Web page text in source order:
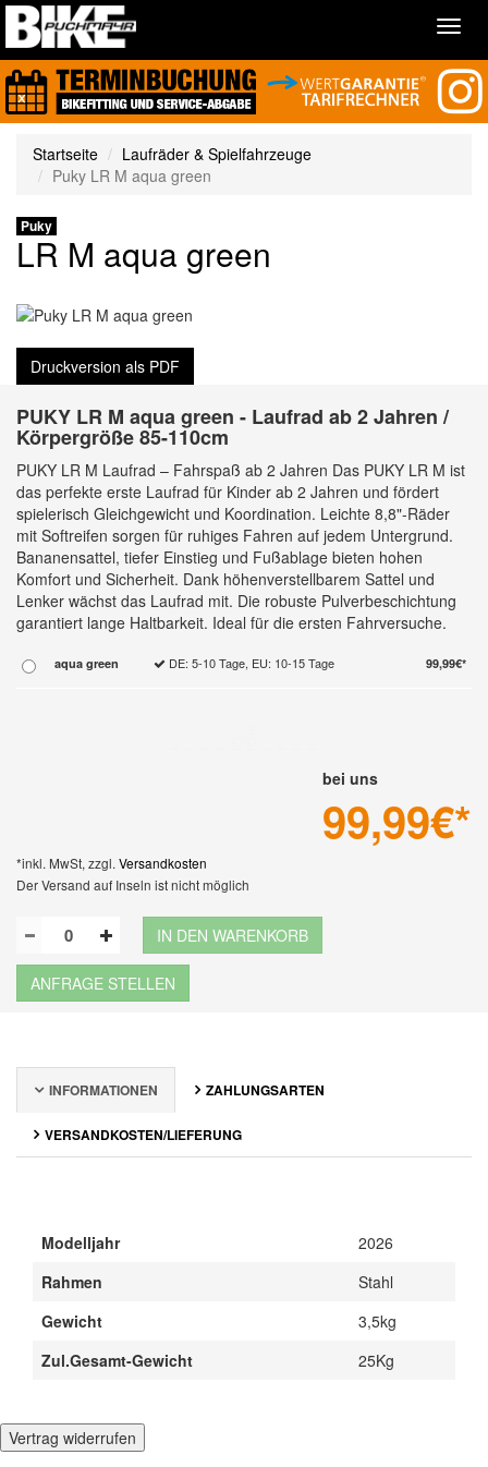
Startseite
Laufräder & Spielfahrzeuge
Puky LR M aqua green
Puky
LR M aqua green
Druckversion als PDF
PUKY LR M aqua green - Laufrad ab 2 Jahren /
Körpergröße 85-110cm
PUKY LR M Laufrad – Fahrspaß ab 2 Jahren Das PUKY LR M ist
das perfekte erste Laufrad für Kinder ab 2 Jahren und fördert
spielerisch Gleichgewicht und Koordination. Leichte 8,8"-Räder
mit Softreifen sorgen für ruhiges Fahren auf jedem Untergrund.
Bananensattel, tiefer Einstieg und Fußablage bieten hohen
Komfort und Sicherheit. Dank höhenverstellbarem Sattel und
Lenker wächst das Laufrad mit. Die robuste Pulverbeschichtung
garantiert lange Haltbarkeit. Ideal für die ersten Fahrversuche.
aqua green DE: 5-10 Tage, EU: 10-15 Tage 99,99€*
bei uns
99,99€*
*inkl. MwSt, zzgl. Versandkosten
Der Versand auf Inseln ist nicht möglich
IN DEN WARENKORB
ANFRAGE STELLEN
INFORMATIONEN ZAHLUNGSARTEN
VERSANDKOSTEN/LIEFERUNG
Modelljahr
2026
Rahmen
Stahl
Gewicht
3,5kg
Zul.Gesamt-Gewicht
25Kg
Vertrag widerrufen